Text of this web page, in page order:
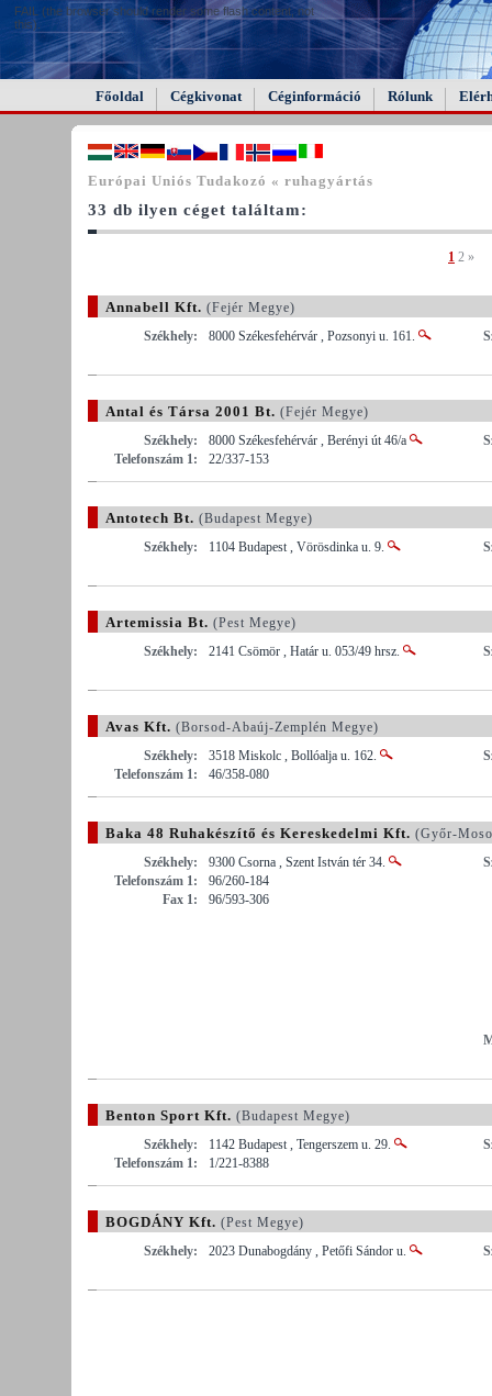
FAIL (the browser should render some flash content, not
this).
Főoldal Cégkivonat Céginformáció Rólunk
Európai Uniós Tudakozó « ruhagyártás
33 db ilyen céget találtam:
1 2 »
Annabell Kft. (Fejér Megye)
Székhely:
8000 Székesfehérvár , Pozsonyi u. 161.
Antal és Társa 2001 Bt. (Fejér Megye)
Székhely:
8000 Székesfehérvár , Berényi út 46/a
Telefonszám 1:
22/337-153
Antotech Bt. (Budapest Megye)
Székhely:
1104 Budapest , Vörösdinka u. 9.
Artemissia Bt. (Pest Megye)
Székhely:
2141 Csömör , Határ u. 053/49 hrsz.
Avas Kft. (Borsod-Abaúj-Zemplén Megye)
Székhely:
3518 Miskolc , Bollóalja u. 162.
Telefonszám 1:
46/358-080
Baka 48 Ruhakészítő és Kereskedelmi Kft. (Győr-
Székhely:
9300 Csorna , Szent István tér 34.
Telefonszám 1:
96/260-184
Fax 1:
96/593-306
Benton Sport Kft. (Budapest Megye)
Székhely:
1142 Budapest , Tengerszem u. 29.
Telefonszám 1:
1/221-8388
BOGDÁNY Kft. (Pest Megye)
Székhely:
2023 Dunabogdány , Petőfi Sándor u.